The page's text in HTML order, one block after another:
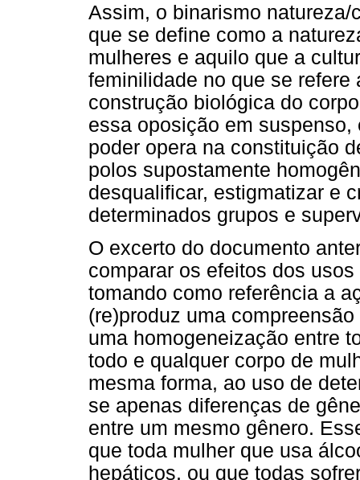
Assim, o binarismo
que se define como a
mulheres e aquilo que a
feminilidade no que se refere
construção biológica do
essa oposição em
poder opera na constituição
polos supostamente
desqualificar, estigmatizar e
determinados grupos e
O excerto do documento
comparar os efeitos dos
tomando como referência a
(re)produz uma
uma homogeneização entre
todo e qualquer corpo de
mesma forma, ao uso de
se apenas diferenças de
entre um mesmo gênero.
que toda mulher que usa
hepáticos, ou que todas